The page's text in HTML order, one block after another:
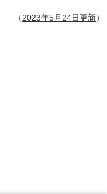
（2023年5月24日更新）